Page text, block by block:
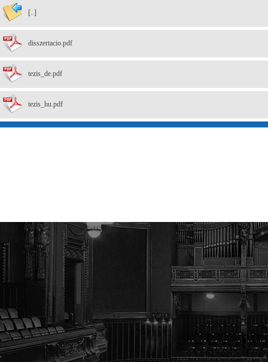
[..]
disszertacio.pdf
tezis_de.pdf
tezis_hu.pdf